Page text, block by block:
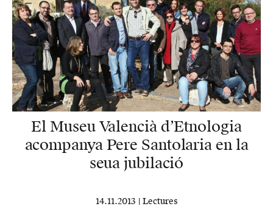
El Museu Valencià d’Etnologia
acompanya Pere Santolaria en la
seua jubilació
14.11.2013 | Lectures